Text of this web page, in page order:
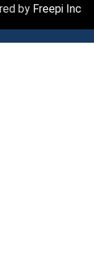
by Freepi Inc